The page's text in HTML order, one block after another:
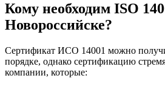
Кому необходим ISO
Новороссийске?
Сертификат ИСО 14001 можно
порядке, однако сертификацию
компании, которые: